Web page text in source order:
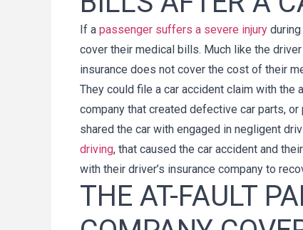
If a passenger suffers a severe injury
cover their medical bills. Much like the
insurance does not cover the cost of their
They could file a car accident claim with the
company that created defective car parts,
shared the car with engaged in negligent
driving, that caused the car accident and
with their driver’s insurance company to
THE AT-FAULT